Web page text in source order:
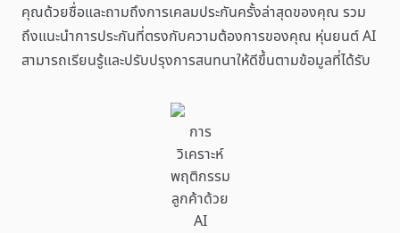
คุณด้วยชื่อและถามถึงการเคลมประกันครั้งล่าสุดของคุณ รวม
ถึงแนะนำการประกันที่ตรงกับความต้องการของคุณ หุ่นยนต์ AI
สามารถเรียนรู้และปรับปรุงการสนทนาให้ดีขึ้นตามข้อมูลที่ได้รับ
การ
วิเคราะห์
พฤติกรรม
ลูกค้าด้วย
AI